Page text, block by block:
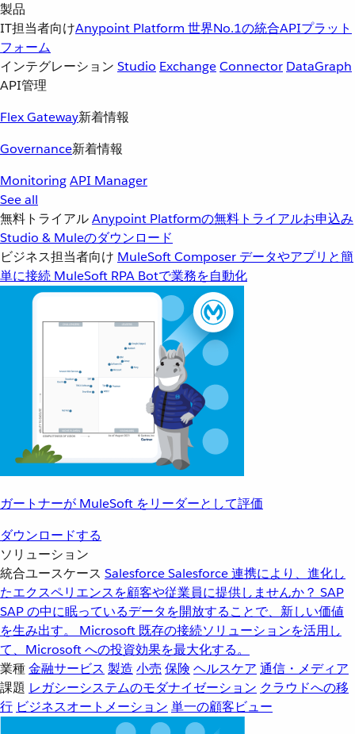
製品
IT担当者向けAnypoint Platform 世界No.1の統合APIプラット
フォーム
インテグレーション Studio ExchangeConnector DataGraph
API管理
Flex Gateway新着情報
Governance新着情報
MonitoringAPI Manager
See all
無料トライアルAnypoint Platformの無料トライアルお申込み
Studio & Muleのダウンロード
ビジネス担当者向け MuleSoft Composer データやアプリと簡
単に接続 MuleSoft RPA Botで業務を自動化
ガートナーが MuleSoft をリーダーとして評価
ダウンロードする
ソリューション
統合ユースケース SalesforceSalesforce 連携により、進化し
たエクスペリエンスを顧客や従業員に提供しませんか？ SAP
SAP の中に眠っているデータを開放することで、新しい価値
を生み出す。
Microsoft 既存の接続ソリューションを活用し
て、Microsoft への投資効果を最大化する。
業種金融サービス 製造 小売 保険 ヘルスケア 通信・メディア
課題 レガシーシステムのモダナイゼーション クラウドへの移
行 ビジネスオートメーション 単一の顧客ビュー